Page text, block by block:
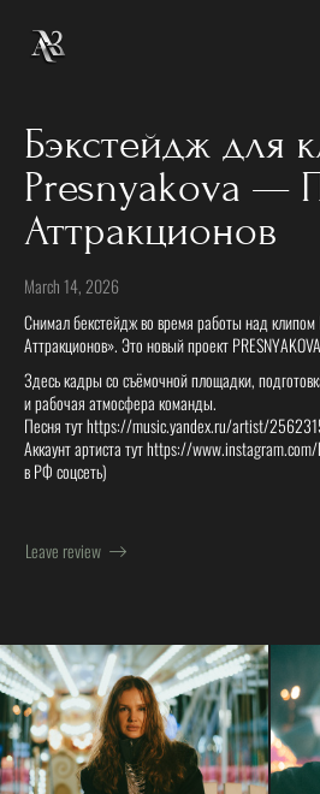
Бэкстейдж для
Presnyakova —
Аттракционов
March 14, 2026
Снимал бекстейдж во время работы над
Аттракционов». Это новый проект
Здесь кадры со съёмочной площадки,
и рабочая атмосфера команды.
Песня тут https://music.yandex.ru/artist/
Аккаунт артиста тут https://
в РФ соцсеть)
Leave review